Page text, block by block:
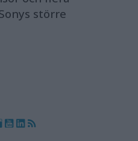
större